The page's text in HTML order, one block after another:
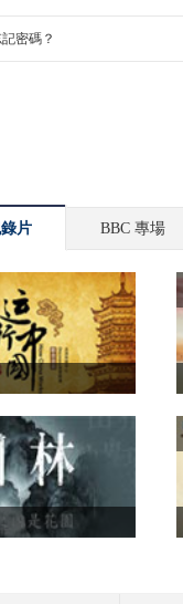
片 BBC 專場